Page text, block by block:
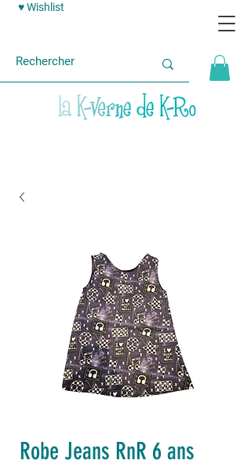
♥ Wishlist
Robe Jeans RnR 6 ans